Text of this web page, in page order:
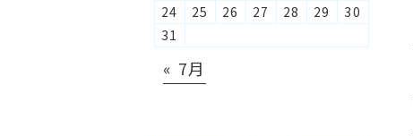
24
25 26 27 28 29
30
31
« 7月